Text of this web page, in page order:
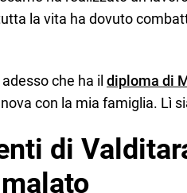
la vita ha dovuto
che ha il diploma di
con la mia famiglia. Lì
di